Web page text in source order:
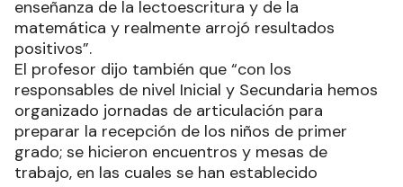
enseñanza de la lectoescritura y de la
matemática y realmente arrojó resultados
positivos”.
El profesor dijo también que “con los
responsables de nivel Inicial y Secundaria hemos
organizado jornadas de articulación para
preparar la recepción de los niños de primer
grado; se hicieron encuentros y mesas de
trabajo, en las cuales se han establecido